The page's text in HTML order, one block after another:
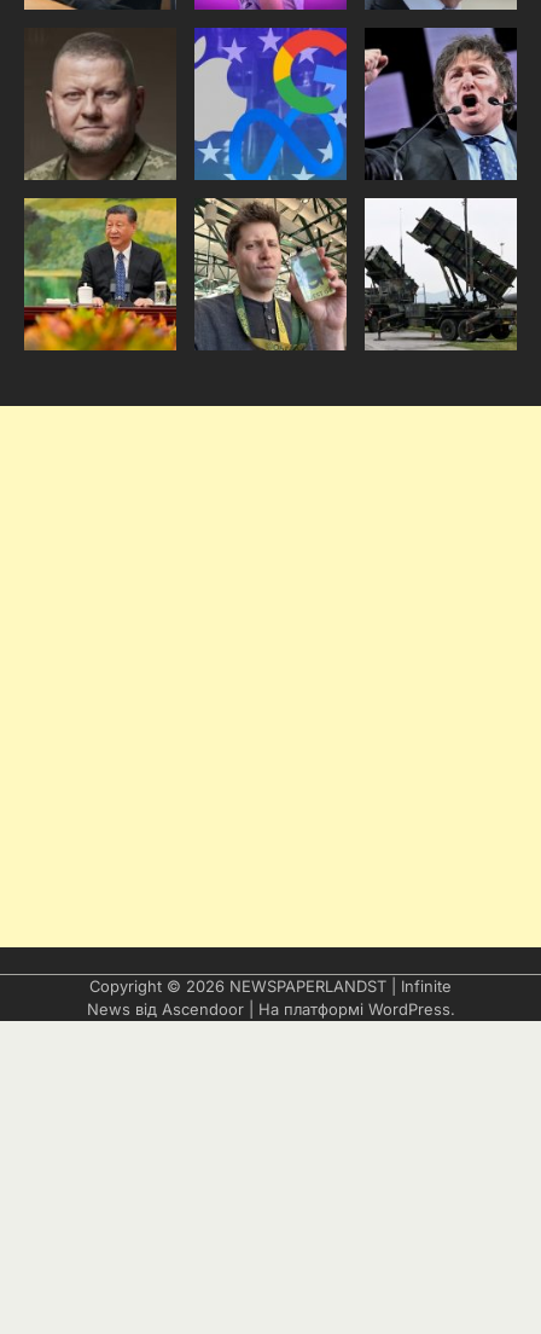
Copyright © 2026 NEWSPAPERLANDST | Infinite
News від Ascendoor| На платформі WordPress.